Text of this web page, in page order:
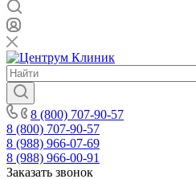
8 (800) 707-90-57
8 (800) 707-90-57
8 (988) 966-07-69
8 (988) 966-00-91
Заказать звонок